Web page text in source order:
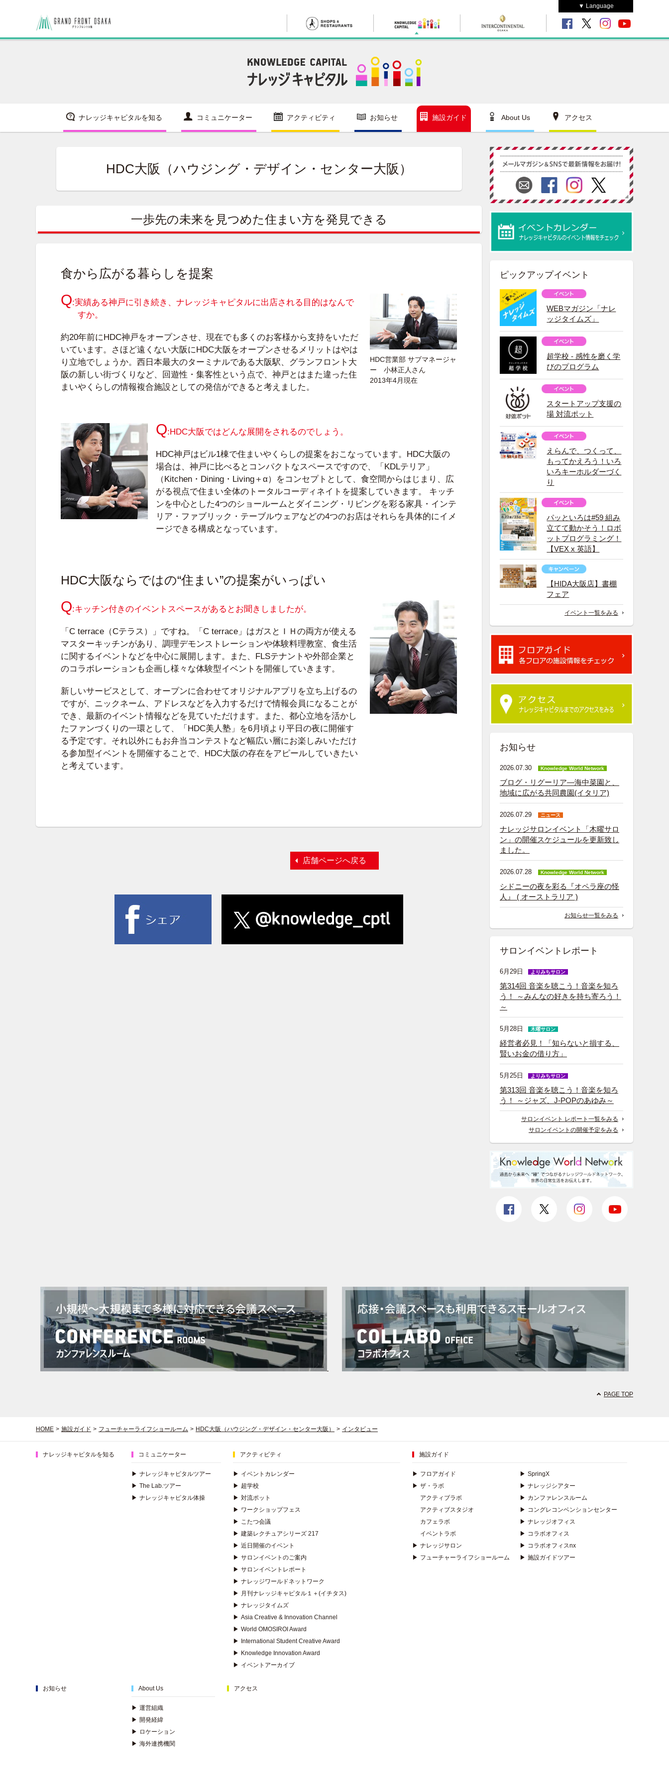
▼ Language
ナレッジキャピタルを知る コミュニケーター アクティビティ お知らせ 施設ガイド About Us アクセス
HDC大阪（ハウジング・デザイン・センター大阪）
一歩先の未来を見つめた住まい方を発見できる
食から広がる暮らしを提案
:実績ある神戸に引き続き、ナレッジキャピタルに出店される目的はなんで
すか。
約20年前にHDC神戸をオープンさせ、現在でも多くのお客様から支持をいただ
いています。さほど遠くない大阪にHDC大阪をオープンさせるメリットはやは
り立地でしょうか。西日本最大のターミナルである大阪駅、グランフロント大
阪の新しい街づくりなど、回遊性・集客性という点で、神戸とはまた違った住
まいやくらしの情報複合施設としての発信ができると考えました。
HDC営業部 サブマネージャ
ー 小林正人さん
2013年4月現在
:HDC大阪ではどんな展開をされるのでしょう。
HDC神戸はビル1棟で住まいやくらしの提案をおこなっています。HDC大阪の
場合は、神戸に比べるとコンパクトなスペースですので、「KDLテリア」
（Kitchen・Dining・Living＋α）をコンセプトとして、食空間からはじまり、広
がる視点で住まい全体のトータルコーディネイトを提案していきます。 キッチ
ンを中心とした4つのショールームとダイニング・リビングを彩る家具・インテ
リア・ファブリック・テーブルウェアなどの4つのお店はそれらを具体的にイメ
ージできる構成となっています。
HDC大阪ならではの“住まい”の提案がいっぱい
:キッチン付きのイベントスペースがあるとお聞きしましたが。
「C terrace（Cテラス）」ですね。「C terrace」はガスとＩＨの両方が使える
マスターキッチンがあり、調理デモンストレーションや体験料理教室、食生活
に関するイベントなどを中心に展開します。また、FLSテナントや外部企業と
のコラボレーションも企画し様々な体験型イベントを開催していきます。
新しいサービスとして、オープンに合わせてオリジナルアプリを立ち上げるの
ですが、ニックネーム、アドレスなどを入力するだけで情報会員になることが
でき、最新のイベント情報などを見ていただけます。また、都心立地を活かし
たファンづくりの一環として、「HDC美人塾」を6月頃より平日の夜に開催す
る予定です。それ以外にもお弁当コンテストなど幅広い層にお楽しみいただけ
る参加型イベントを開催することで、HDC大阪の存在をアピールしていきたい
と考えています。
店舗ページへ戻る
ピックアップイベント
WEBマガジン「ナレ
ッジタイムズ」
超学校 - 感性を磨く学
びのプログラム
スタートアップ支援の
場 対流ポット
えらんで、つくって、
もってかえろう！いろ
いろキーホルダーづく
り
パッといろは#59 組み
立てて動かそう！ロボ
ットプログラミング！
【VEX x 英語】
【HIDA大阪店】書棚
フェア
イベント一覧をみる
お知らせ
2026.07.30 Knowledge World Network
ブログ・リグーリア―海中菜園と、
地域に広がる共同農園(イタリア)
2026.07.29 ニュース
ナレッジサロンイベント「木曜サロ
ン」の開催スケジュールを更新致し
ました。
2026.07.28 Knowledge World Network
シドニーの夜を彩る『オペラ座の怪
人』 ( オーストラリア )
お知らせ一覧をみる
サロンイベントレポート
6月29日 よりみちサロン
第314回 音楽を聴こう！音楽を知ろ
う！ ～みんなの好きを持ち寄ろう！
～
5月28日 木曜サロン
経営者必見！「知らないと損する、
賢いお金の借り方」
5月25日 よりみちサロン
第313回 音楽を聴こう！音楽を知ろ
う！ ～ジャズ、J-POPのあゆみ～
サロンイベント レポート一覧をみる
サロンイベントの開催予定をみる
PAGE TOP
HOME > 施設ガイド > フューチャーライフショールーム > HDC大阪（ハウジング・デザイン・センター大阪） > インタビュー
ナレッジキャピタルを知る コミュニケーター
▶ ナレッジキャピタルツアー
▶ The Lab.ツアー
▶ ナレッジキャピタル体操
アクティビティ
▶ イベントカレンダー
▶ 超学校
▶ 対流ポット
▶ ワークショップフェス
▶ こたつ会議
▶ 建築レクチュアシリーズ 217
▶ 近日開催のイベント
▶ サロンイベントのご案内
▶ サロンイベントレポート
▶ ナレッジワールドネットワーク
▶ 月刊ナレッジキャピタル１＋(イチタス)
▶ ナレッジタイムズ
▶ Asia Creative & Innovation Channel
▶ World OMOSIROI Award
▶
International Student Creative Award
▶ Knowledge Innovation Award
▶ イベントアーカイブ
施設ガイド
▶ フロアガイド
▶ ザ・ラボ
アクティブラボ
アクティブスタジオ
カフェラボ
イベントラボ
▶ ナレッジサロン
▶ フューチャーライフショールーム
▶ SpringX
▶ ナレッジシアター
▶ カンファレンスルーム
▶ コングレコンベンションセンター
▶ ナレッジオフィス
▶ コラボオフィス
▶ コラボオフィスnx
▶ 施設ガイドツアー
お知らせ About Us
▶ 運営組織
▶ 開発経緯
▶ ロケーション
▶ 海外連携機関
アクセス